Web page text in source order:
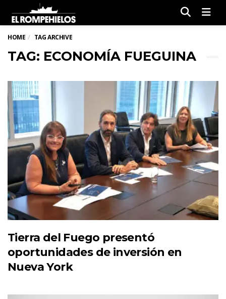
HOME TAG ARCHIVE
TAG: ECONOMÍA FUEGUINA
Tierra del Fuego presentó
oportunidades de inversión en
Nueva York